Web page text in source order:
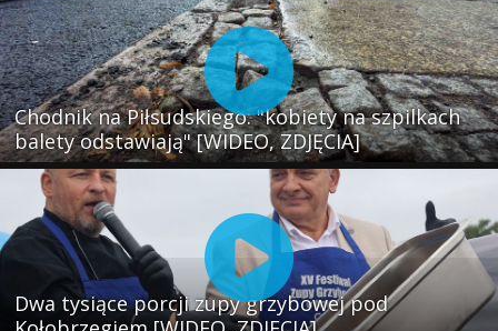
Chodnik na Piłsudskiego: "kobiety na szpilkach
balety odstawiają" [WIDEO, ZDJĘCIA]
Dwa tysiące porcji zupy grzybowej pod